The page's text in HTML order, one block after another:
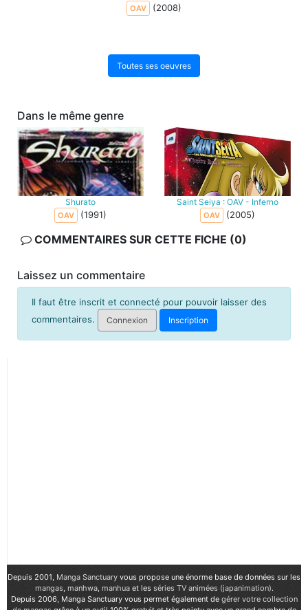
OAV (2008)
Toutes ses oeuvres
Dans le même genre
Shurato
OAV (1991)
Saint Seiya : OAV - Inferno
OAV (2005)
COMMENTAIRES SUR CETTE FICHE (0)
Laissez un commentaire
Il faut être inscrit et connecté pour pouvoir laisser des
commentaires.
Connexion Inscription
Depuis 2001, Manga Sanctuary vous propose une énorme base de données sur les
mangas, manhwa, manhuaet les séries TV animées (japanimation).
Depuis 2006, Manga Sanctuary vous permet également de gérer votre collection